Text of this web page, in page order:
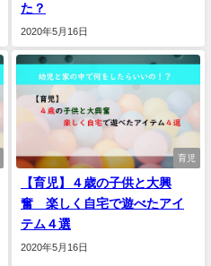
た？
2020年5月16日
育児
【育児】４歳の子供と大興
奮 楽しく自宅で遊べたアイ
テム４選
2020年5月16日